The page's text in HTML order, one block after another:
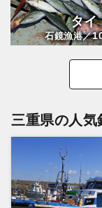
タイ
石鏡漁港／
三重県の人気